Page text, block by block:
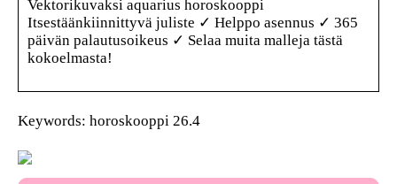
Vektorikuvaksi aquarius horoskooppi
Itsestäänkiinnittyvä juliste ✓ Helppo asennus ✓ 365
päivän palautusoikeus ✓ Selaa muita malleja tästä
kokoelmasta!
Keywords: horoskooppi 26.4